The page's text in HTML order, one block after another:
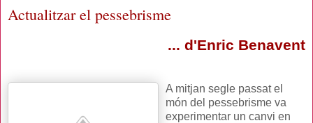
Actualitzar el pessebrisme
... d'Enric Benavent
A mitjan segle passat el
món del pessebrisme va
experimentar un canvi en